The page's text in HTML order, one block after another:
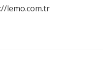
lemo.com.tr